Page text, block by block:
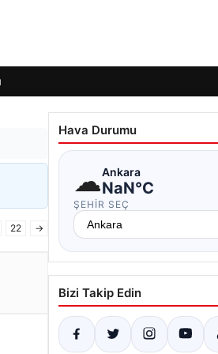
22 →
Hava Durumu
☁Ankara
NaN°C
ŞEHIR SEÇ
Bizi Takip Edin